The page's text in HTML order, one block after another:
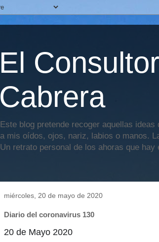
El
Cabrera
Este blog pretende recoger aquellas
a mis oídos, ojos, nariz, labios o manos.
Un retrato personal de los ahoras que
miércoles, 20 de mayo de 2020
Diario del coronavirus 130
20 de Mayo 2020